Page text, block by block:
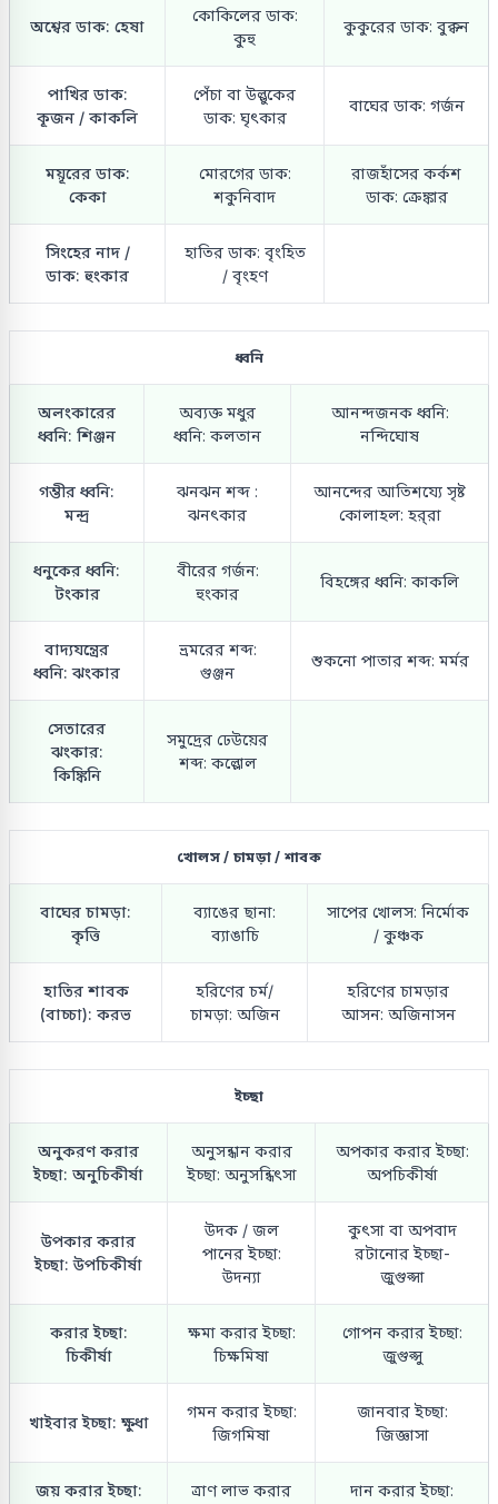
অশ্বের ডাক: হেষা
কোকিলের ডাক:
কুহু
কুকুরের ডাক: বুক্কন
পাখির ডাক:
কূজন / কাকলি
পেঁচা বা উল্লুকের
ডাক: ঘৃৎকার
বাঘের ডাক: গর্জন
ময়ূরের ডাক:
কেকা
মোরগের ডাক:
শকুনিবাদ
রাজহাঁসের কর্কশ
ডাক: ক্রেঙ্কার
সিংহের নাদ /
ডাক: হুংকার
হাতির ডাক: বৃংহিত
/ বৃংহণ
ধ্বনি
অলংকারের
ধ্বনি: শিঞ্জন
অব্যক্ত মধুর
ধ্বনি: কলতান
আনন্দজনক ধ্বনি:
নন্দিঘোষ
গম্ভীর ধ্বনি:
মন্দ্র
ঝনঝন শব্দ :
ঝনৎকার
আনন্দের আতিশয্যে সৃষ্ট
কোলাহল: হর্‌রা
ধনুকের ধ্বনি:
টংকার
বীরের গর্জন:
হুংকার
বিহঙ্গের ধ্বনি: কাকলি
বাদ্যযন্ত্রের
ধ্বনি: ঝংকার
ভ্রমরের শব্দ:
গুঞ্জন
শুকনো পাতার শব্দ: মর্মর
সেতারের
ঝংকার:
কিঙ্কিনি
সমুদ্রের ঢেউয়ের
শব্দ: কল্লোল
খোলস / চামড়া / শাবক
বাঘের চামড়া:
কৃত্তি
ব্যাঙের ছানা:
ব্যাঙাচি
সাপের খোলস: নির্মোক
/ কুঞ্চক
হাতির শাবক
(বাচ্চা): করভ
হরিণের চর্ম/
চামড়া: অজিন
হরিণের চামড়ার
আসন: অজিনাসন
ইচ্ছা
অনুকরণ করার
ইচ্ছা: অনুচিকীর্ষা
অনুসন্ধান করার
ইচ্ছা: অনুসন্ধিৎসা
অপকার করার ইচ্ছা:
অপচিকীর্ষা
উপকার করার
ইচ্ছা: উপচিকীর্ষা
উদক / জল
পানের ইচ্ছা:
উদন্যা
কুৎসা বা অপবাদ
রটানোর ইচ্ছা-
জুগুপ্সা
করার ইচ্ছা:
চিকীর্ষা
ক্ষমা করার ইচ্ছা:
চিক্ষমিষা
গোপন করার ইচ্ছা:
জুগুপ্সু
খাইবার ইচ্ছা: ক্ষুধা
গমন করার ইচ্ছা:
জিগমিষা
জানবার ইচ্ছা:
জিজ্ঞাসা
জয় করার ইচ্ছা: ত্রাণ লাভ করার দান করার ইচ্ছা: